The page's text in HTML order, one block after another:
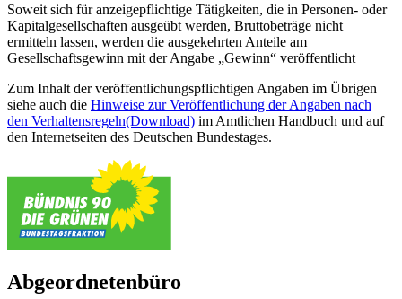
Soweit sich für anzeigepflichtige Tätigkeiten, die in Personen- oder
Kapitalgesellschaften ausgeübt werden, Bruttobeträge nicht
ermitteln lassen, werden die ausgekehrten Anteile am
Gesellschaftsgewinn mit der Angabe „Gewinn“ veröffentlicht
Zum Inhalt der veröffentlichungspflichtigen Angaben im Übrigen
siehe auch die Hinweise zur Veröffentlichung der Angaben nach
den Verhaltensregeln(Download) im Amtlichen Handbuch und auf
den Internetseiten des Deutschen Bundestages.
Abgeordnetenbüro